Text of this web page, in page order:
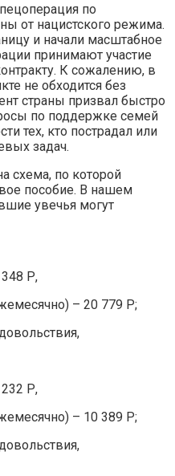
по
от нацистского режима.
и начали масштабное
принимают участие
К сожалению, в
не обходится без
страны призвал быстро
по поддержке семей
тех, кто пострадал или
задач.
схема, по которой
пособие. В нашем
увечья могут
Р,
– 20 779 Р;
Р,
– 10 389 Р;